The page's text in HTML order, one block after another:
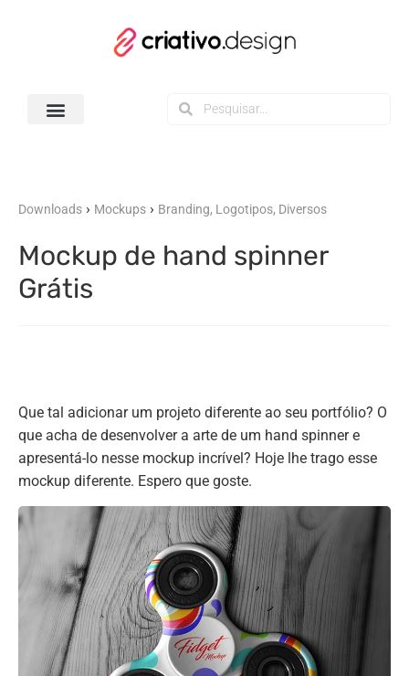
Downloads › Mockups › Branding, Logotipos, Diversos
Mockup de hand spinner
Grátis
Que tal adicionar um projeto diferente ao seu portfólio? O
que acha de desenvolver a arte de um hand spinner e
apresentá-lo nesse mockup incrível? Hoje lhe trago esse
mockup diferente. Espero que goste.